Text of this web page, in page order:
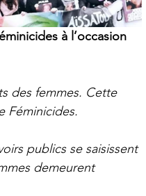
à l’occasion
des femmes. Cette
Féminicides.
publics se saisissent
demeurent